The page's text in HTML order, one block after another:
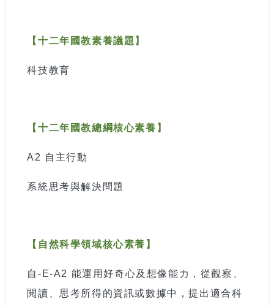
【十二年國教素養議題】
科技教育
【十二年國教總綱核心素養】
A2 自主行動
系統思考與解決問題
【自然科學領域核心素養】
自 -E-A2 能運用好奇心及想像能力，從觀察、
閱讀、思考所得的資訊或數據中，提出適合科